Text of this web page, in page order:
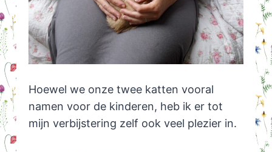
Hoewel we onze twee katten vooral
namen voor de kinderen, heb ik er tot
mijn verbijstering zelf ook veel plezier in.